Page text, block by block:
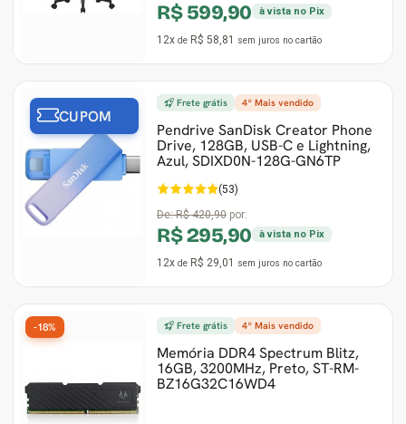
R$ 599,90 à vista no Pix
12x de R$ 58,81 sem juros no cartão
CUPOM
Frete grátis 4º Mais vendido
Pendrive SanDisk Creator Phone
Drive, 128GB, USB-C e Lightning,
Azul, SDIXD0N-128G-GN6TP
(53)
De:R$ 420,90 por:
R$ 295,90 à vista no Pix
12x de R$ 29,01 sem juros no cartão
Frete grátis 4º Mais vendido
Memória DDR4 Spectrum Blitz,
16GB, 3200MHz, Preto, ST-RM-
BZ16G32C16WD4
-18%